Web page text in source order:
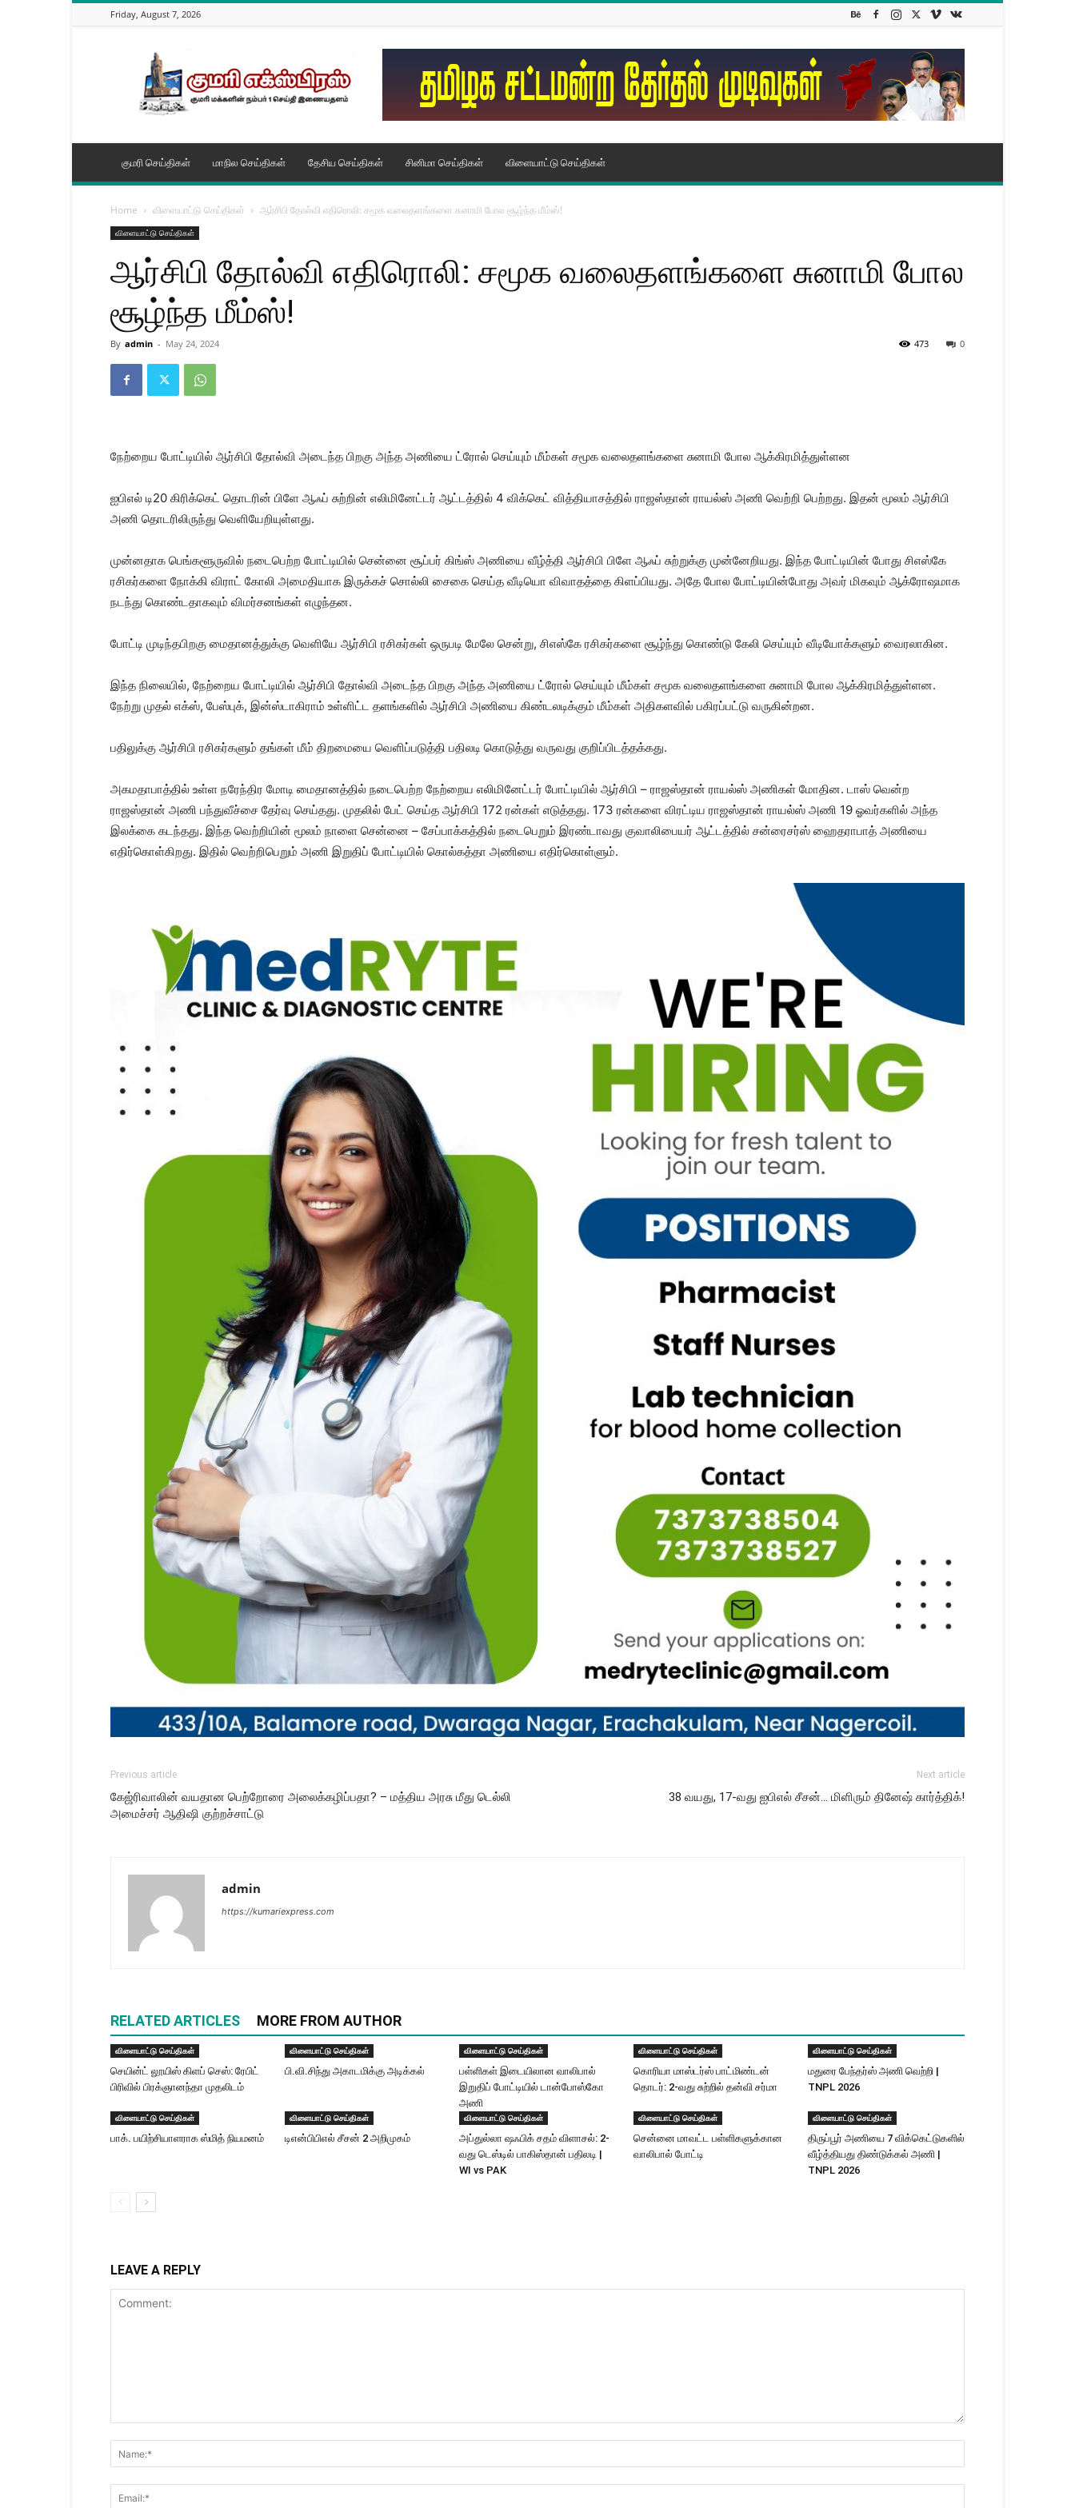
Friday, August 7, 2026
News
|
Nagercoil
|
Nagercoil
Today
News
|
|
Kanyakumari
Online
News
|
News
குமரி செய்திகள் மாநில செய்திகள் தேசிய செய்திகள் சினிமா செய்திகள் விளையாட்டு செய்திகள்
Home விளையாட்டு செய்திகள் ஆர்சிபி தோல்வி எதிரொலி: சமூக வலைதளங்களை சுனாமி போல சூழ்ந்த மீம்ஸ்!
விளையாட்டு செய்திகள்
ஆர்சிபி தோல்வி எதிரொலி: சமூக வலைதளங்களை சுனாமி போல
சூழ்ந்த மீம்ஸ்!
By admin - May 24, 2024 0
473
நேற்றைய போட்டியில் ஆர்சிபி தோல்வி அடைந்த பிறகு அந்த அணியை ட்ரோல் செய்யும் மீம்கள் சமூக வலைதளங்களை சுனாமி போல ஆக்கிரமித்துள்ளன
ஐபிஎல் டி20 கிரிக்கெட் தொடரின் பிளே ஆஃப் சுற்றின் எலிமினேட்டர் ஆட்டத்தில் 4 விக்கெட் வித்தியாசத்தில் ராஜஸ்தான் ராயல்ஸ் அணி வெற்றி பெற்றது. இதன் மூலம் ஆர்சிபி
அணி தொடரிலிருந்து வெளியேறியுள்ளது.
முன்னதாக பெங்களூருவில் நடைபெற்ற போட்டியில் சென்னை சூப்பர் கிங்ஸ் அணியை வீழ்த்தி ஆர்சிபி பிளே ஆஃப் சுற்றுக்கு முன்னேறியது. இந்த போட்டியின் போது சிஎஸ்கே
ரசிகர்களை நோக்கி விராட் கோலி அமைதியாக இருக்கச் சொல்லி சைகை செய்த வீடியொ விவாதத்தை கிளப்பியது. அதே போல போட்டியின்போது அவர் மிகவும் ஆக்ரோஷமாக
நடந்து கொண்டதாகவும் விமர்சனங்கள் எழுந்தன.
போட்டி முடிந்தபிறகு மைதானத்துக்கு வெளியே ஆர்சிபி ரசிகர்கள் ஒருபடி மேலே சென்று, சிஎஸ்கே ரசிகர்களை சூழ்ந்து கொண்டு கேலி செய்யும் வீடியோக்களும் வைரலாகின.
இந்த நிலையில், நேற்றைய போட்டியில் ஆர்சிபி தோல்வி அடைந்த பிறகு அந்த அணியை ட்ரோல் செய்யும் மீம்கள் சமூக வலைதளங்களை சுனாமி போல ஆக்கிரமித்துள்ளன.
நேற்று முதல் எக்ஸ், பேஸ்புக், இன்ஸ்டாகிராம் உள்ளிட்ட தளங்களில் ஆர்சிபி அணியை கிண்டலடிக்கும் மீம்கள் அதிகளவில் பகிரப்பட்டு வருகின்றன.
பதிலுக்கு ஆர்சிபி ரசிகர்களும் தங்கள் மீம் திறமையை வெளிப்படுத்தி பதிலடி கொடுத்து வருவது குறிப்பிடத்தக்கது.
அகமதாபாத்தில் உள்ள நரேந்திர மோடி மைதானத்தில் நடைபெற்ற நேற்றைய எலிமினேட்டர் போட்டியில் ஆர்சிபி – ராஜஸ்தான் ராயல்ஸ் அணிகள் மோதின. டாஸ் வென்ற
ராஜஸ்தான் அணி பந்துவீச்சை தேர்வு செய்தது. முதலில் பேட் செய்த ஆர்சிபி 172 ரன்கள் எடுத்தது. 173 ரன்களை விரட்டிய ராஜஸ்தான் ராயல்ஸ் அணி 19 ஓவர்களில் அந்த
இலக்கை கடந்தது. இந்த வெற்றியின் மூலம் நாளை சென்னை – சேப்பாக்கத்தில் நடைபெறும் இரண்டாவது குவாலிபையர் ஆட்டத்தில் சன்ரைசர்ஸ் ஹைதராபாத் அணியை
எதிர்கொள்கிறது. இதில் வெற்றிபெறும் அணி இறுதிப் போட்டியில் கொல்கத்தா அணியை எதிர்கொள்ளும்.
Previous article
கேஜ்ரிவாலின் வயதான பெற்றோரை அலைக்கழிப்பதா? – மத்திய அரசு மீது டெல்லி
அமைச்சர் ஆதிஷி குற்றச்சாட்டு
Next article
38 வயது, 17-வது ஐபிஎல் சீசன்… மிளிரும் தினேஷ் கார்த்திக்!
admin
https://kumariexpress.com
RELATED ARTICLES MORE FROM AUTHOR
விளையாட்டு செய்திகள்
செயின்ட் லூயிஸ் கிளப் செஸ்: ரேபிட்
பிரிவில் பிரக்ஞானந்தா முதலிடம்
விளையாட்டு செய்திகள்
பி.வி.சிந்து அகாடமிக்கு அடிக்கல்
விளையாட்டு செய்திகள்
பள்ளிகள் இடையிலான வாலிபால்
இறுதிப் போட்டியில் டான்போஸ்கோ
அணி
விளையாட்டு செய்திகள்
கொரியா மாஸ்டர்ஸ் பாட்மிண்டன்
தொடர்: 2-வது சுற்றில் தன்வி சர்மா
விளையாட்டு செய்திகள்
மதுரை பேந்தர்ஸ் அணி வெற்றி |
TNPL 2026
விளையாட்டு செய்திகள்
பாக். பயிற்சியாளராக ஸ்மித் நியமனம்
விளையாட்டு செய்திகள்
டிஎன்பிபிஎல் சீசன் 2 அறிமுகம்
விளையாட்டு செய்திகள்
அப்​துல்​லா ஷஃபிக் சதம் விளாசல்​: 2-
வது டெஸ்டில் பாகிஸ்தான் பதிலடி |
WI vs PAK
விளையாட்டு செய்திகள்
சென்னை மாவட்ட பள்ளிகளுக்​கான
வாலிபால் போட்டி
விளையாட்டு செய்திகள்
திருப்பூர் அணியை 7 விக்கெட்டுகளில்
வீழ்த்தியது திண்டுக்கல் அணி |
TNPL 2026
LEAVE A REPLY